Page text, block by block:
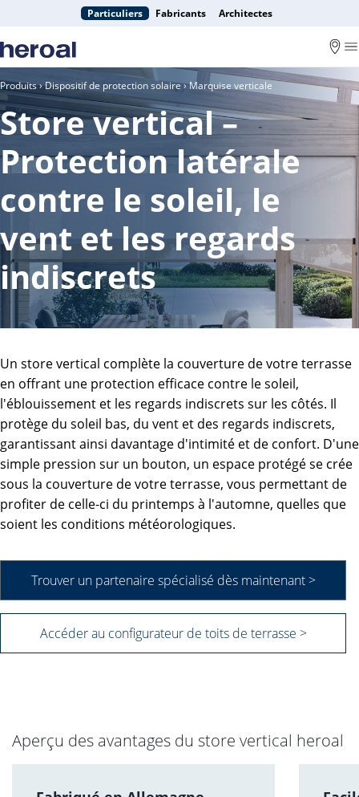
Particuliers Fabricants Architectes
Produits›Dispositif de protection solaire› Marquise verticale
Store vertical –
Protection latérale
contre le soleil, le
vent et les regards
indiscrets
Un store vertical complète la couverture de votre terrasse
en offrant une protection efficace contre le soleil,
l'éblouissement et les regards indiscrets sur les côtés. Il
protège du soleil bas, du vent et des regards indiscrets,
garantissant ainsi davantage d'intimité et de confort. D'une
simple pression sur un bouton, un espace protégé se crée
sous la couverture de votre terrasse, vous permettant de
profiter de celle-ci du printemps à l'automne, quelles que
soient les conditions météorologiques.
Trouver un partenaire spécialisé dès maintenant >
Accéder au configurateur de toits de terrasse >
Aperçu des avantages du store vertical heroal